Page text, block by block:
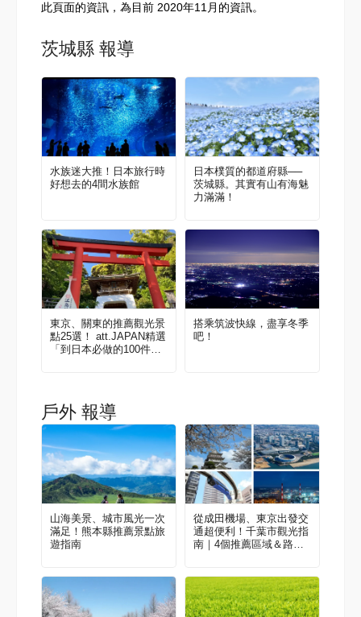
此頁面的資訊，為目前 2020年11月的資訊。
茨城縣 報導
水族迷大推！日本旅行時
好想去的4間水族館
日本樸質的都道府縣──
茨城縣。其實有山有海魅
力滿滿！
東京、關東的推薦觀光景
點25選！ att.JAPAN精選
「到日本必做的100件
搭乘筑波快線，盡享冬季
吧！
戶外 報導
山海美景、城市風光一次
滿足！熊本縣推薦景點旅
遊指南
從成田機場、東京出發交
通超便利！千葉市觀光指
南｜4個推薦區域＆路線